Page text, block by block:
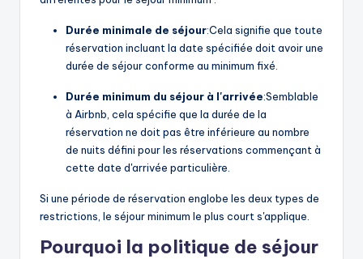
Durée minimale de séjour:Cela signifie que toute
réservation incluant la date spécifiée doit avoir une
durée de séjour conforme au minimum fixé.
Durée minimum du séjour à l'arrivée:Semblable
à Airbnb, cela spécifie que la durée de la
réservation ne doit pas être inférieure au nombre
de nuits défini pour les réservations commençant à
cette date d'arrivée particulière.
Si une période de réservation englobe les deux types de
restrictions, le séjour minimum le plus court s'applique.
Pourquoi la politique de séjour